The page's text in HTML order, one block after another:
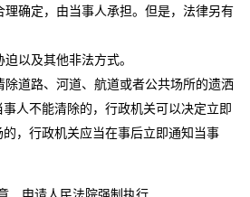
确定，由当事人承担。但是，法律另有
以及其他非法方式。
道路、河道、航道或者公共场所的遗洒
人不能清除的，行政机关可以决定立即
，行政机关应当在事后立即通知当事